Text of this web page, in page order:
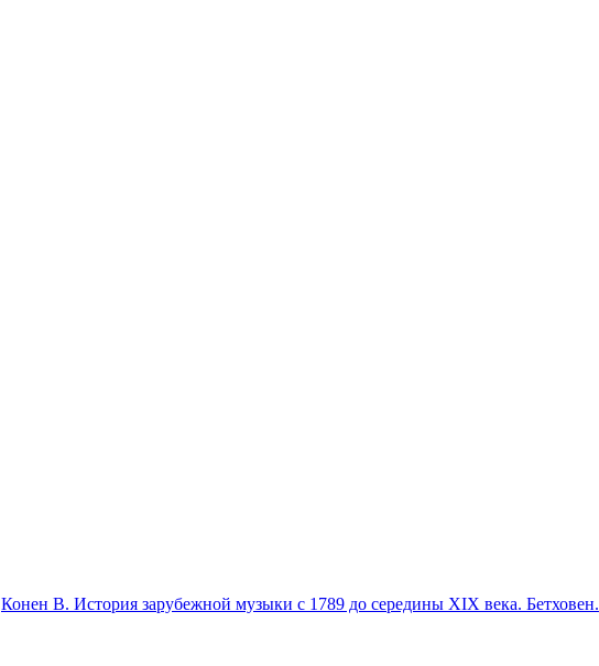
Конен В. История зарубежной музыки с 1789 до середины XIX века. Бетховен.